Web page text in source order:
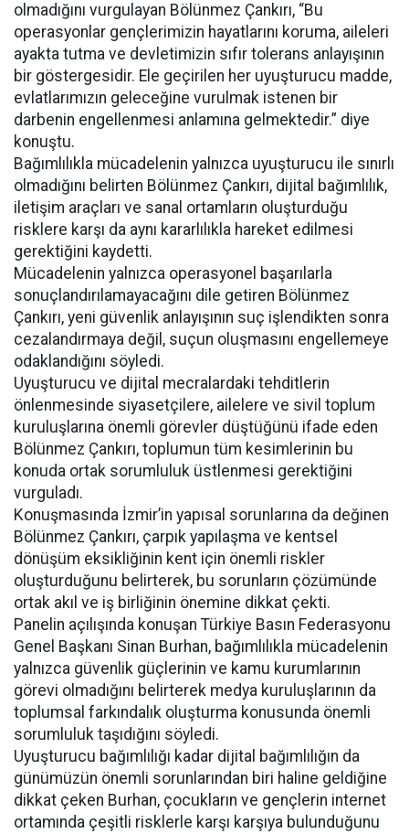
olmadığını vurgulayan Bölünmez Çankırı, “Bu
operasyonlar gençlerimizin hayatlarını koruma, aileleri
ayakta tutma ve devletimizin sıfır tolerans anlayışının
bir göstergesidir. Ele geçirilen her uyuşturucu madde,
evlatlarımızın geleceğine vurulmak istenen bir
darbenin engellenmesi anlamına gelmektedir.” diye
konuştu.
Bağımlılıkla mücadelenin yalnızca uyuşturucu ile sınırlı
olmadığını belirten Bölünmez Çankırı, dijital bağımlılık,
iletişim araçları ve sanal ortamların oluşturduğu
risklere karşı da aynı kararlılıkla hareket edilmesi
gerektiğini kaydetti.
Mücadelenin yalnızca operasyonel başarılarla
sonuçlandırılamayacağını dile getiren Bölünmez
Çankırı, yeni güvenlik anlayışının suç işlendikten sonra
cezalandırmaya değil, suçun oluşmasını engellemeye
odaklandığını söyledi.
Uyuşturucu ve dijital mecralardaki tehditlerin
önlenmesinde siyasetçilere, ailelere ve sivil toplum
kuruluşlarına önemli görevler düştüğünü ifade eden
Bölünmez Çankırı, toplumun tüm kesimlerinin bu
konuda ortak sorumluluk üstlenmesi gerektiğini
vurguladı.
Konuşmasında İzmir’in yapısal sorunlarına da değinen
Bölünmez Çankırı, çarpık yapılaşma ve kentsel
dönüşüm eksikliğinin kent için önemli riskler
oluşturduğunu belirterek, bu sorunların çözümünde
ortak akıl ve iş birliğinin önemine dikkat çekti.
Panelin açılışında konuşan Türkiye Basın Federasyonu
Genel Başkanı Sinan Burhan, bağımlılıkla mücadelenin
yalnızca güvenlik güçlerinin ve kamu kurumlarının
görevi olmadığını belirterek medya kuruluşlarının da
toplumsal farkındalık oluşturma konusunda önemli
sorumluluk taşıdığını söyledi.
Uyuşturucu bağımlılığı kadar dijital bağımlılığın da
günümüzün önemli sorunlarından biri haline geldiğine
dikkat çeken Burhan, çocukların ve gençlerin internet
ortamında çeşitli risklerle karşı karşıya bulunduğunu